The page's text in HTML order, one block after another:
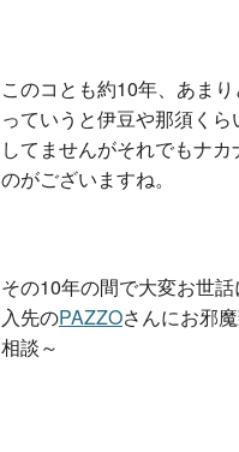
このコとも約10年、あま
っていうと伊豆や那須く
してませんがそれでもナ
のがございますね。
その10年の間で大変お世
入先のPAZZOさんにお邪
相談～